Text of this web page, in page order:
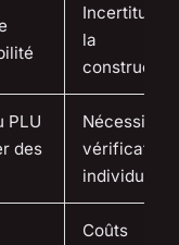
Incertitude
la
PLU
des
Nécessite
vérification
individuelle
Coûts